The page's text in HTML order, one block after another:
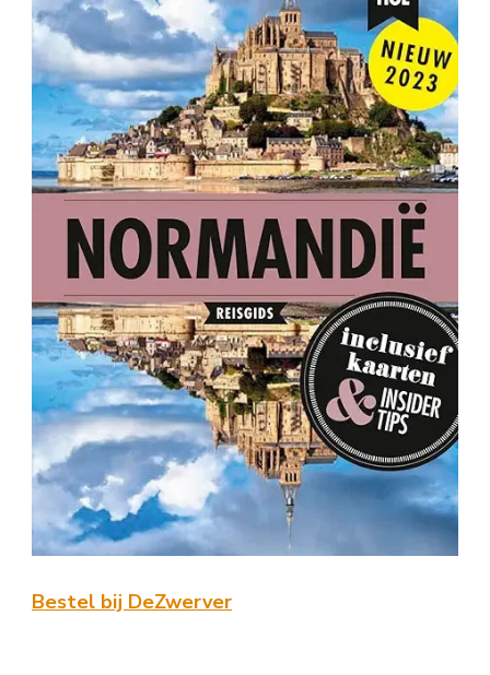
Bestel bij DeZwerver